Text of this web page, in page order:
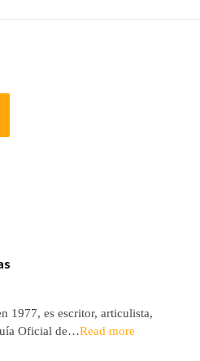
1977, es escritor, articulista,
Oficial de…Read more